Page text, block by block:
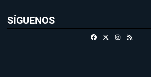
SÍGUENOS
FacebookInstagram